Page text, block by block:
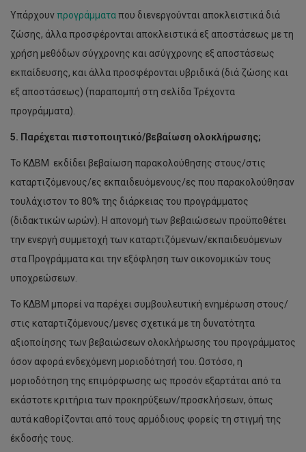
Υπάρχουνπρογράμματαπου διενεργούνται αποκλειστικά διά
ζώσης, άλλα προσφέρονται αποκλειστικά εξ αποστάσεως με τη
χρήση μεθόδων σύγχρονης και ασύγχρονης εξ αποστάσεως
εκπαίδευσης, και άλλα προσφέρονται υβριδικά (διά ζώσης και
εξ αποστάσεως) (παραπομπή στη σελίδα Τρέχοντα
προγράμματα).
5. Παρέχεται πιστοποιητικό/βεβαίωση ολοκλήρωσης;
Το ΚΔΒΜ εκδίδει βεβαίωση παρακολούθησης στους/στις
καταρτιζόμενους/ες εκπαιδευόμενους/ες που παρακολούθησαν
τουλάχιστον το 80% της διάρκειας του προγράμματος
(διδακτικών ωρών). Η απονομή των βεβαιώσεων προϋποθέτει
την ενεργή συμμετοχή των καταρτιζόμενων/εκπαιδευόμενων
στα Προγράμματα και την εξόφληση των οικονομικών τους
υποχρεώσεων.
Το ΚΔΒΜ μπορεί να παρέχει συμβουλευτική ενημέρωση στους/
στις καταρτιζόμενους/μενες σχετικά με τη δυνατότητα
αξιοποίησης των βεβαιώσεων ολοκλήρωσης του προγράμματος
όσον αφορά ενδεχόμενη μοριοδότησή του. Ωστόσο, η
μοριοδότηση της επιμόρφωσης ως προσόν εξαρτάται από τα
εκάστοτε κριτήρια των προκηρύξεων/προσκλήσεων, όπως
αυτά καθορίζονται από τους αρμόδιους φορείς τη στιγμή της
έκδοσής τους.